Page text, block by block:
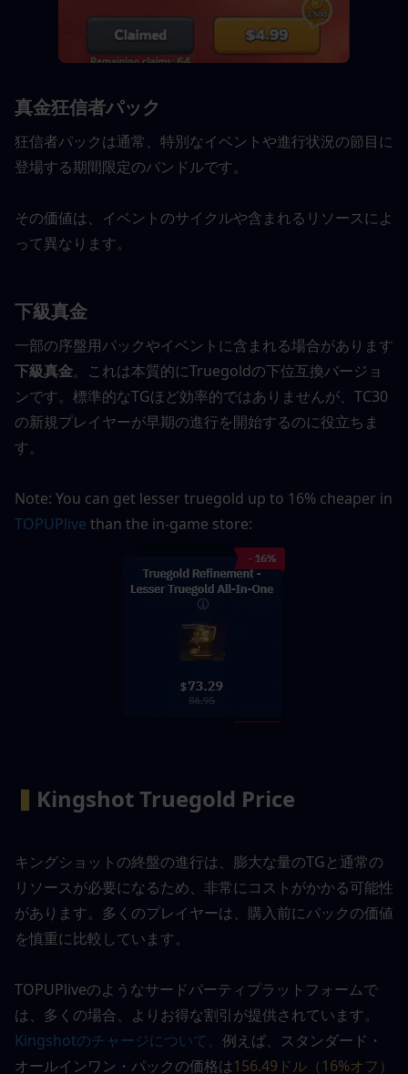
真金狂信者パック
狂信者パックは通常、特別なイベントや進行状況の節目に
登場する期間限定のバンドルです。
その価値は、イベントのサイクルや含まれるリソースによ
って異なります。
下級真金
一部の序盤用パックやイベントに含まれる場合があります
下級真金。これは本質的にTruegoldの下位互換バージョ
ンです。標準的なTGほど効率的ではありませんが、TC30
の新規プレイヤーが早期の進行を開始するのに役立ちま
す。
TOPUPlive than the in-game store:
▍ Kingshot Truegold Price
キングショットの終盤の進行は、膨大な量のTGと通常の
リソースが必要になるため、非常にコストがかかる可能性
があります。多くのプレイヤーは、購入前にパックの価値
を慎重に比較しています。
TOPUPliveのようなサードパーティプラットフォームで
は、多くの場合、よりお得な割引が提供されています。
Kingshotのチャージについて。 例えば、スタンダード・
オールインワン・パックの価格は156.49ドル（16%オフ）